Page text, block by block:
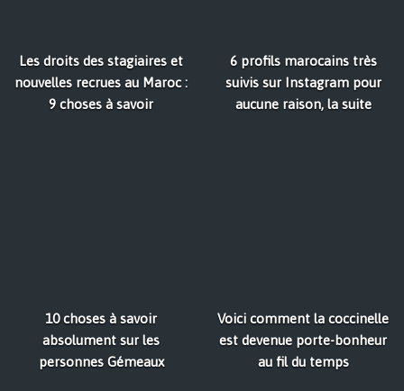
Les droits des stagiaires et
nouvelles recrues au Maroc :
9 choses à savoir
6 profils marocains très
suivis sur Instagram pour
aucune raison, la suite
10 choses à savoir
absolument sur les
personnes Gémeaux
Voici comment la coccinelle
est devenue porte-bonheur
au fil du temps